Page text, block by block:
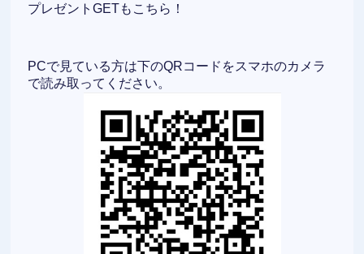
プレゼントGETもこちら！
PCで見ている方は下のQRコードをスマホのカメラ
で読み取ってください。